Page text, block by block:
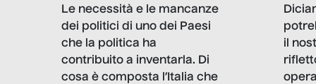
Le necessità e le mancanze
dei politici di uno dei Paesi
che la politica ha
contribuito a inventarla. Di
cosa è composta l’Italia che
il